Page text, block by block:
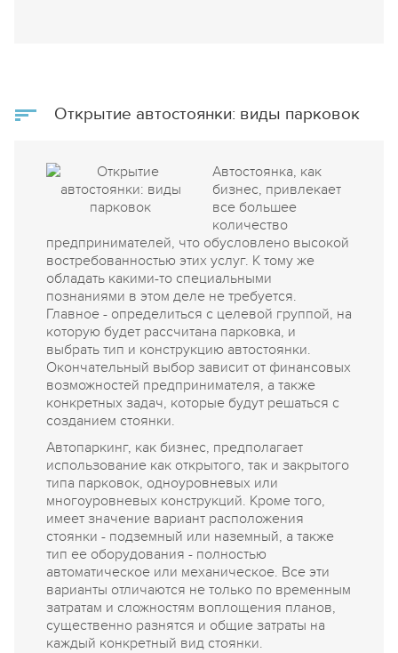
Открытие автостоянки: виды парковок
Автостоянка, как
бизнес, привлекает
все большее
количество
предпринимателей, что обусловлено высокой
востребованностью этих услуг. К тому же
обладать какими-то специальными
познаниями в этом деле не требуется.
Главное - определиться с целевой группой, на
которую будет рассчитана парковка, и
выбрать тип и конструкцию автостоянки.
Окончательный выбор зависит от финансовых
возможностей предпринимателя, а также
конкретных задач, которые будут решаться с
созданием стоянки.
Автопаркинг, как бизнес, предполагает
использование как открытого, так и закрытого
типа парковок, одноуровневых или
многоуровневых конструкций. Кроме того,
имеет значение вариант расположения
стоянки - подземный или наземный, а также
тип ее оборудования - полностью
автоматическое или механическое. Все эти
варианты отличаются не только по временным
затратам и сложностям воплощения планов,
существенно разнятся и общие затраты на
каждый конкретный вид стоянки.